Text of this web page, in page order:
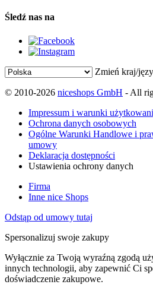
Śledź nas na
Zmień kraj/
© 2010-2026 niceshops GmbH - All
Impressum i warunki
Ochrona danych osobowych
Ogólne Warunki Handlowe i
umowy
Deklaracja dostępności
Ustawienia ochrony danych
Firma
Inne nice Shops
Odstąp od umowy tutaj
Spersonalizuj swoje zakupy
Wyłącznie za Twoją wyraźną zgodą
innych technologii, aby zapewnić Ci
doświadczenie zakupowe.